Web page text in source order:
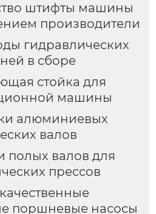
штифты машины
производители
гидравлических
в сборе
стойка для
машины
алюминиевых
валов
полых валов для
прессов
поршневые насосы